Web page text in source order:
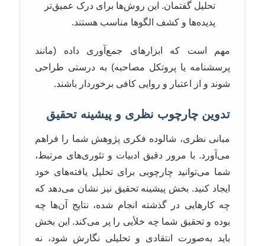
تحلیل گفتمان. این روش‌ها برای درک عمیق‌تر
پدیده‌ها و کشف الگوها مناسب هستند.
مهم است که ابزارهای جمع‌آوری داده (مانند
پرسشنامه یا پروتکل مصاحبه) به درستی طراحی
شوند و از اعتبار و روایی کافی برخوردار باشند.
تدوین چارچوب نظری و پیشینه تحقیق
مبانی نظری، شالوده فکری پژوهش شما را فراهم
می‌آورد. با مرور دقیق ادبیات و تئوری‌های مرتبط،
شما می‌توانید چارچوبی برای تحلیل یافته‌های خود
ایجاد کنید. بخش پیشینه تحقیق نیز نشان می‌دهد که
چه کارهایی در گذشته انجام شده، نتایج آن‌ها چه
بوده و تحقیق شما چه خلأیی را پر می‌کند. این بخش
باید به‌صورت انتقادی و تحلیلی نگارش شود، نه